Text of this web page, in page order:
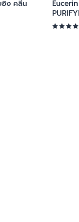
อิ้ง คลีน